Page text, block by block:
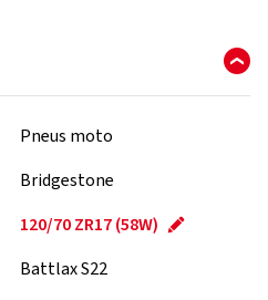
Pneus moto
Bridgestone
120/70 ZR17 (58W)
Battlax S22